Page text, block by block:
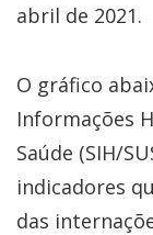
abril de 2021.
O gráfico
Informações
Saúde (SIH/
indicadores
das